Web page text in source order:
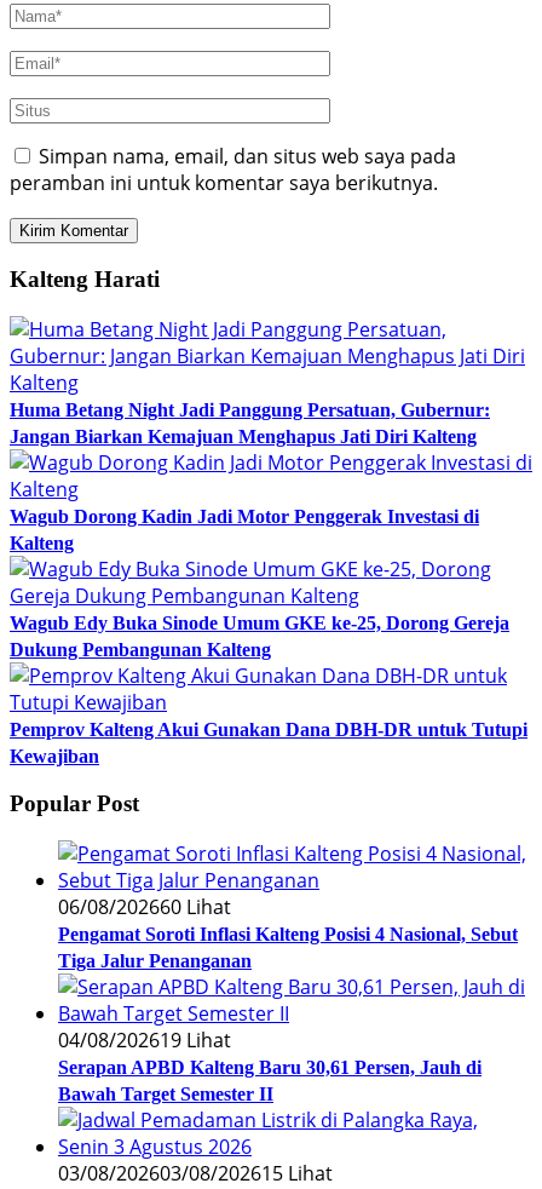
Simpan nama, email, dan situs web saya pada
peramban ini untuk komentar saya berikutnya.
Kalteng Harati
Huma Betang Night Jadi Panggung Persatuan, Gubernur:
Jangan Biarkan Kemajuan Menghapus Jati Diri Kalteng
Wagub Dorong Kadin Jadi Motor Penggerak Investasi di
Kalteng
Wagub Edy Buka Sinode Umum GKE ke-25, Dorong Gereja
Dukung Pembangunan Kalteng
Pemprov Kalteng Akui Gunakan Dana DBH-DR untuk Tutupi
Kewajiban
Popular Post
06/08/202660 Lihat
Pengamat Soroti Inflasi Kalteng Posisi 4 Nasional, Sebut
Tiga Jalur Penanganan
04/08/202619 Lihat
Serapan APBD Kalteng Baru 30,61 Persen, Jauh di
Bawah Target Semester II
03/08/202603/08/202615 Lihat